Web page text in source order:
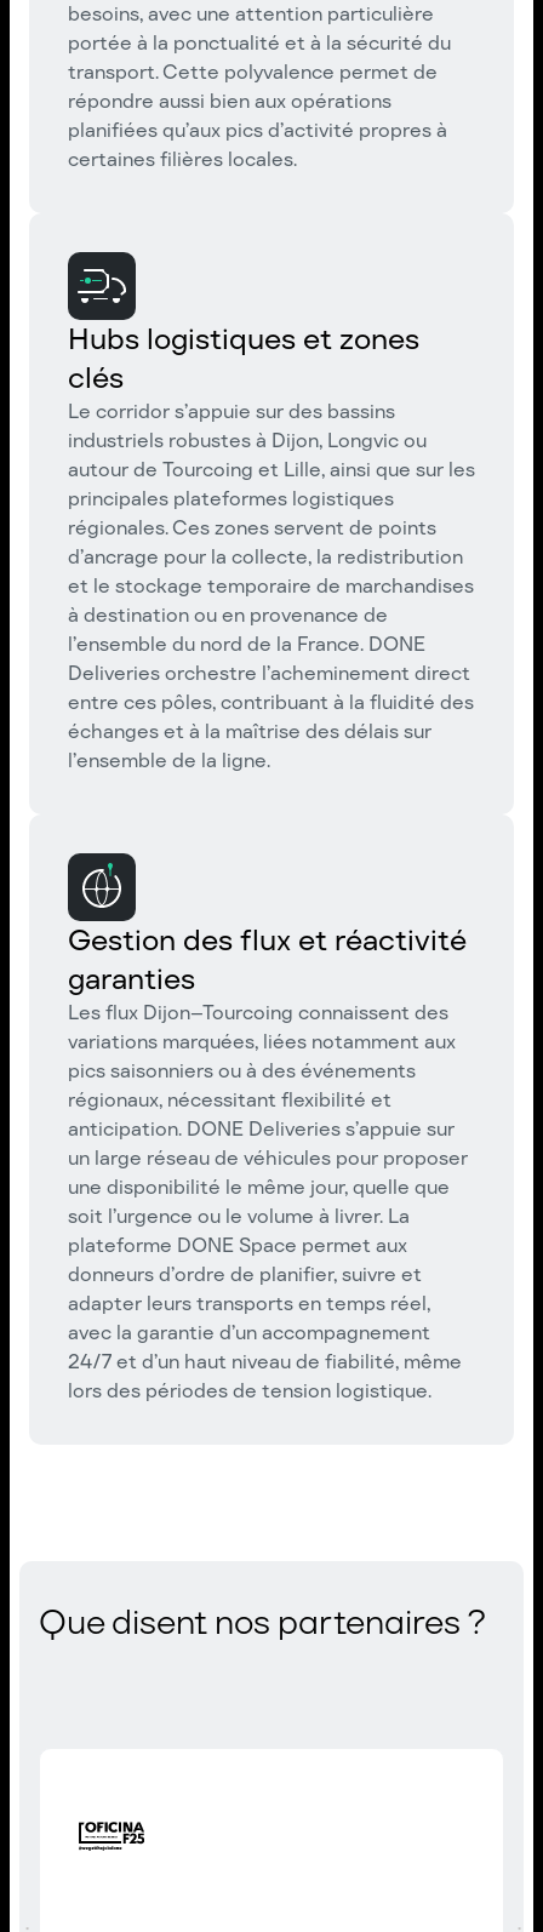
besoins, avec une attention particulière
portée à la ponctualité et à la sécurité du
transport. Cette polyvalence permet de
répondre aussi bien aux opérations
planifiées qu’aux pics d’activité propres à
certaines filières locales.
Hubs logistiques et zones
clés
Le corridor s’appuie sur des bassins
industriels robustes à Dijon, Longvic ou
autour de Tourcoing et Lille, ainsi que sur les
principales plateformes logistiques
régionales. Ces zones servent de points
d’ancrage pour la collecte, la redistribution
et le stockage temporaire de marchandises
à destination ou en provenance de
l’ensemble du nord de la France. DONE
Deliveries orchestre l’acheminement direct
entre ces pôles, contribuant à la fluidité des
échanges et à la maîtrise des délais sur
l’ensemble de la ligne.
Gestion des flux et réactivité
garanties
Les flux Dijon–Tourcoing connaissent des
variations marquées, liées notamment aux
pics saisonniers ou à des événements
régionaux, nécessitant flexibilité et
anticipation. DONE Deliveries s’appuie sur
un large réseau de véhicules pour proposer
une disponibilité le même jour, quelle que
soit l’urgence ou le volume à livrer. La
plateforme DONE Space permet aux
donneurs d’ordre de planifier, suivre et
adapter leurs transports en temps réel,
avec la garantie d’un accompagnement
24/7 et d’un haut niveau de fiabilité, même
lors des périodes de tension logistique.
Que disent nos partenaires ?